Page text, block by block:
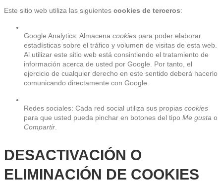
Este sitio web utiliza las siguientes cookies de terceros:
Google Analytics: Almacena cookies para poder elaborar
estadísticas sobre el tráfico y volumen de visitas de esta web.
Al utilizar este sitio web está consintiendo el tratamiento de
información acerca de usted por Google. Por tanto, el
ejercicio de cualquier derecho en este sentido deberá hacerlo
comunicando directamente con Google.
Redes sociales: Cada red social utiliza sus propias cookies
para que usted pueda pinchar en botones del tipo Me gusta
Compartir
DESACTIVACIÓN O
ELIMINACIÓN DE COOKIES